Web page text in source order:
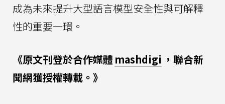
成為未來提升大型語言模型安全性與可解釋
性的重要一環。
《原文刊登於合作媒體 mashdigi ，聯合新
聞網獲授權轉載。》